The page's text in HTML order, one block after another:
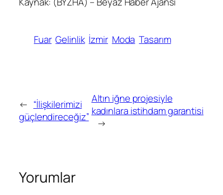
Fuar Gelinlik İzmir Moda Tasarım
← “İlişkilerimizi
güçlendireceğiz”
Altın iğne projesiyle
kadınlara istihdam garantisi
→
Yorumlar